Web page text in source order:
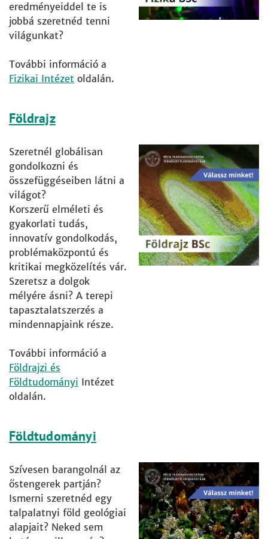
eredményeiddel te is
jobbá szeretnéd tenni
világunkat?
További információ a
Fizikai Intézet oldalán.
Földrajz
Szeretnél globálisan
gondolkozni és
összefüggéseiben látni a
világot?
Korszerű elméleti és
gyakorlati tudás,
innovatív gondolkodás,
problémaközpontú és
kritikai megközelítés vár.
Szeretsz a dolgok
mélyére ásni? A terepi
tapasztalatszerzés a
mindennapjaink része.
További információ a
Földrajzi és
Földtudományi Intézet
oldalán.
Földtudományi
Szívesen barangolnál az
őstengerek partján?
Ismerni szeretnéd egy
talpalatnyi föld geológiai
alapjait? Neked sem